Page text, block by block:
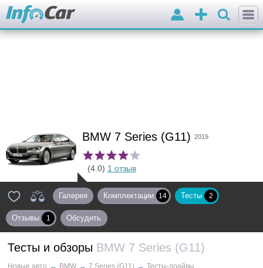
Добавить
объявление
Войти
BMW 7 Series (G11) 2019
(4.0) 1 отзыв
Галерея Комплектации 14 Тесты 2
Отзывы 1 Обсудить
Тесты и обзоры BMW 7 Series (G11)
Новые авто → BMW → 7 Series (G11) → Тесты-драйвы